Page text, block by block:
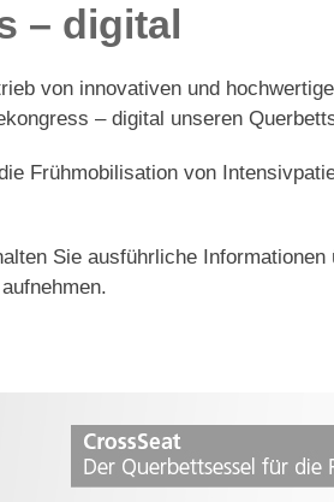
– digital
von innovativen und
– digital unseren
Frühmobilisation von
Sie ausführliche Informationen